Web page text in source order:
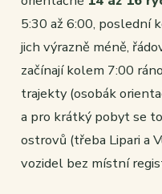
5:30 až 6:00, poslední
jich výrazně méně,
začínají kolem 7:00
trajekty (osobák
a pro krátký pobyt se
ostrovů (třeba Lipari a
vozidel bez místní